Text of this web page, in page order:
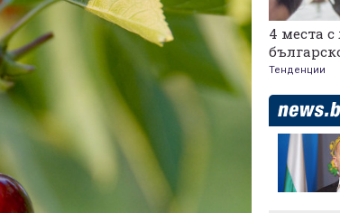
4 места
Тенденции
Дунав - Арда: 0:1, ранен
гол за гостите